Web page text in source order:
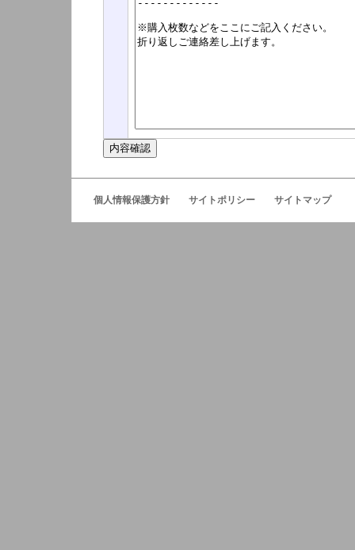
個人情報保護方針 サイトポリシー サイトマップ